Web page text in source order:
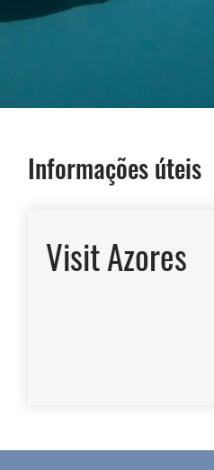
Informações úteis
Visit Azores